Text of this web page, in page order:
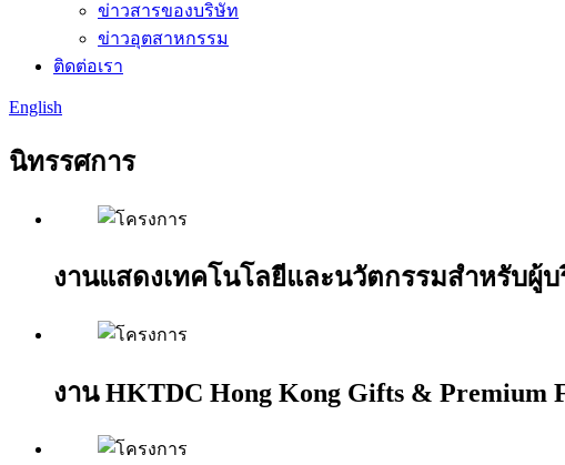
ข่าวสารของบริษัท
ข่าวอุตสาหกรรม
ติดต่อเรา
English
นิทรรศการ
งานแสดงเทคโนโลยีและนวัตกรรมสำหรับผู้
งาน HKTDC Hong Kong Gifts & Premium